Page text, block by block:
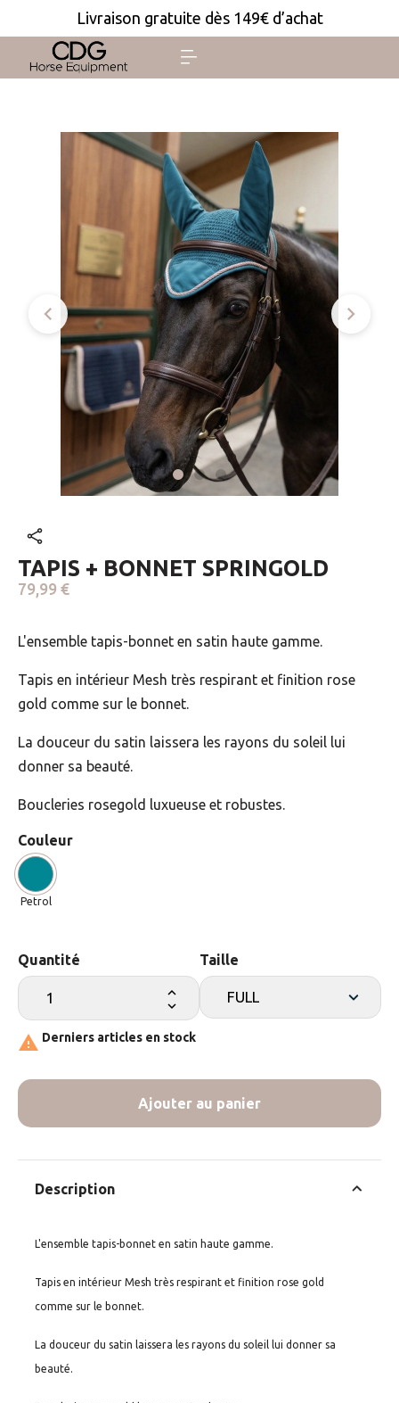
Livraison gratuite dès 149€ d’achat
 
TAPIS + BONNET SPRINGOLD
79,99 €
L'ensemble tapis-bonnet en satin haute gamme.
Tapis en intérieur Mesh très respirant et finition rose
gold comme sur le bonnet.
La douceur du satin laissera les rayons du soleil lui
donner sa beauté.
Boucleries rosegold luxueuse et robustes.
Couleur
Petrol
Quantité Taille
 Derniers articles en stock
Ajouter au panier
Description
L'ensemble tapis-bonnet en satin haute gamme.
Tapis en intérieur Mesh très respirant et finition rose gold
comme sur le bonnet.
La douceur du satin laissera les rayons du soleil lui donner sa
beauté.